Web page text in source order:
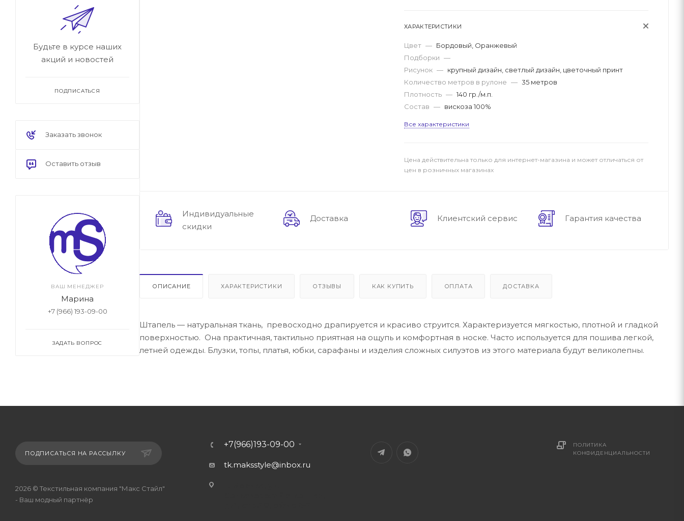
ХАРАКТЕРИСТИКИ
Цвет — Бордовый, Оранжевый
Подборки —
Рисунок — крупный дизайн, светлый дизайн, цветочный принт
Количество метров в рулоне — 35 метров
Плотность — 140 гр./м.п.
Состав — вискоза 100%
Все характеристики
Цена действительна только для интернет-магазина и может отличаться от
цен в розничных магазинах
Индивидуальные
скидки
Доставка Клиентский сервис Гарантия качества
ОПИСАНИЕ ХАРАКТЕРИСТИКИ ОТЗЫВЫ КАК КУПИТЬ ОПЛАТА ДОСТАВКА
Штапель — натуральная ткань, превосходно драпируется и красиво струится. Характеризуется мягкостью, плотной и гладкой
поверхностью. Она практичная, тактильно приятная на ощупь и комфортная в носке. Часто используется для пошива легкой,
летней одежды. Блузки, топы, платья, юбки, сарафаны и изделия сложных силуэтов из этого материала будут великолепны.
Будьте в курсе наших
акций и новостей
ПОДПИСАТЬСЯ
Заказать звонок
Оставить отзыв
ВАШ МЕНЕДЖЕР
Марина
+7 (966) 193-09-00
ЗАДАТЬ ВОПРОС
ПОДПИСАТЬСЯ НА РАССЫЛКУ
2026 © Текстильная компания "Макс Стайл"
- Ваш модный партнёр
+7(966)193-09-00
tk.maksstyle@inbox.ru
ПОЛИТИКА
КОНФИДЕНЦИАЛЬНОСТИ